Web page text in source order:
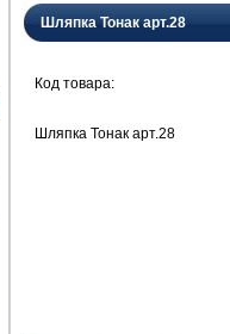
Шляпка Тонак арт.28
Код товара:
Шляпка Тонак арт.28